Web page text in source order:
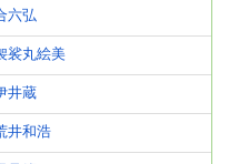
六弘
裟丸絵美
井蔵
井和浩